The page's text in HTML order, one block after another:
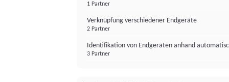
1 Partner
Verknüpfung verschiedener Endgeräte
2 Partner
Identifikation von Endgeräten anhand
3 Partner